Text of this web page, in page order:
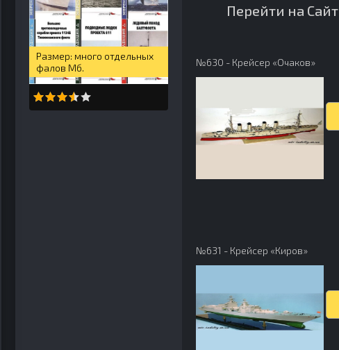
много отдельных
фалов Мб.
Перейти на Сайт
№630 - Крейсер «Очаков»
№631 - Крейсер «Киров»